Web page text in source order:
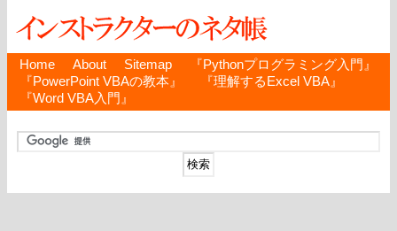
Home About Sitemap
『Pythonプログラミング入門』
『PowerPoint VBAの教本』
『理解するExcel VBA』
『Word VBA入門』